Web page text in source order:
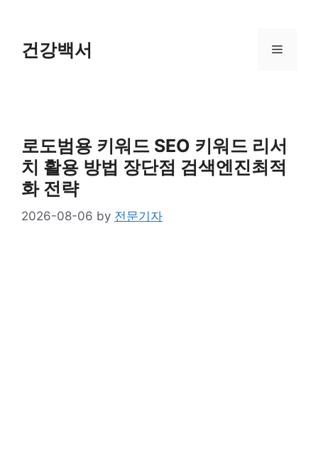
content건강백서 Menu
로도범용 키워드 SEO 키워드 리서
치 활용 방법 장단점 검색엔진최적
화 전략
2026-08-06 by 전문기자